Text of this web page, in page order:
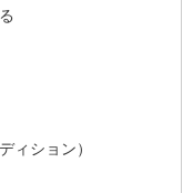
ィション）